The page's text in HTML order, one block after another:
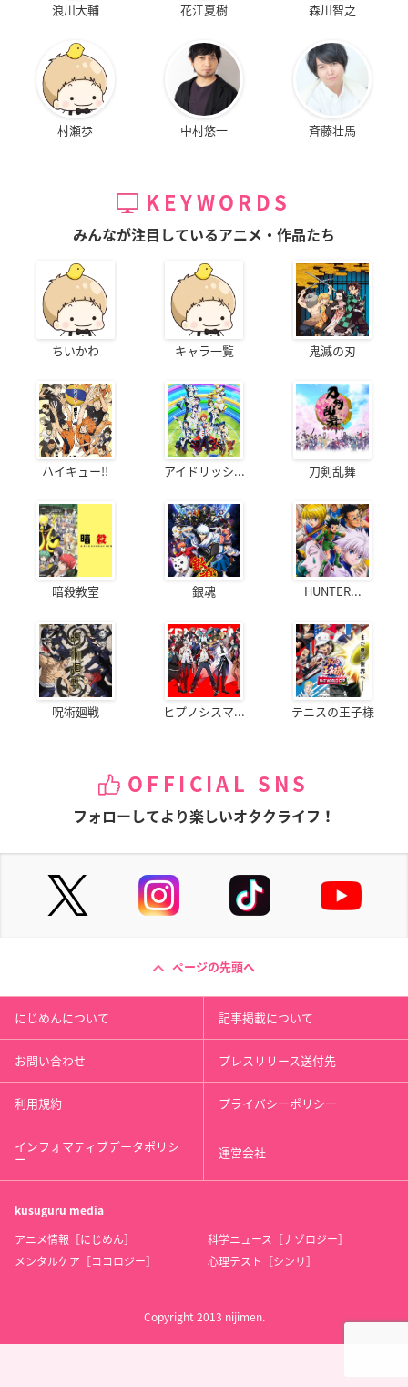
浪川大輔 花江夏樹 森川智之
村瀬歩 中村悠一 斉藤壮馬
KEYWORDS
みんなが注目しているアニメ・作品たち
ちいかわ キャラ一覧 鬼滅の刃
ハイキュー!! アイドリッシ... 刀剣乱舞
暗殺教室 銀魂 HUNTER...
呪術廻戦 ヒプノシスマ... テニスの王子様
OFFICIAL SNS
フォローしてより楽しいオタクライフ！
ページの先頭へ
にじめんについて 記事掲載について
お問い合わせ プレスリリース送付先
利用規約 プライバシーポリシー
インフォマティブデータポリシ
ー 運営会社
kusuguru media
アニメ情報［にじめん］
科学ニュース［ナゾロジー］
メンタルケア［ココロジー］
心理テスト［シンリ］
Copyright 2013 nijimen.